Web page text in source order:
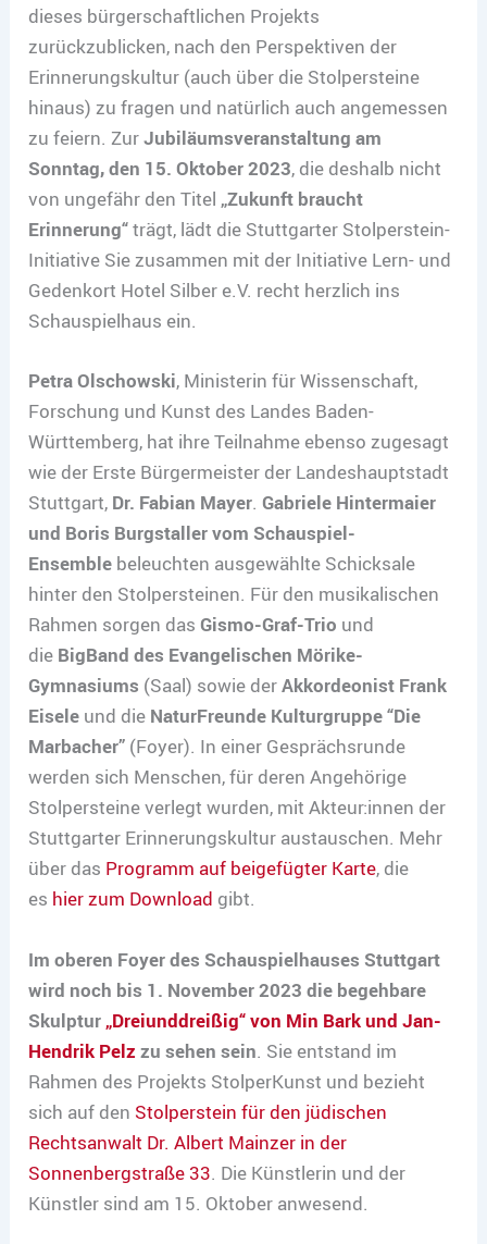
dieses bürgerschaftlichen Projekts
zurückzublicken, nach den Perspektiven der
Erinnerungskultur (auch über die Stolpersteine
hinaus) zu fragen und natürlich auch angemessen
zu feiern. ZurJubiläumsveranstaltung am
Sonntag, den 15. Oktober 2023, die deshalb nicht
von ungefähr den Titel „Zukunft braucht
Erinnerung“trägt, lädt die Stuttgarter Stolperstein-
Initiative Sie zusammen mit der Initiative Lern- und
Gedenkort Hotel Silber e.V. recht herzlich ins
Schauspielhaus ein.
Petra Olschowski, Ministerin für Wissenschaft,
Forschung und Kunst des Landes Baden-
Württemberg, hat ihre Teilnahme ebenso zugesagt
wie der Erste Bürgermeister der Landeshauptstadt
Stuttgart, Dr. Fabian Mayer. Gabriele Hintermaier
und Boris Burgstaller vom Schauspiel-
Ensemble beleuchten ausgewählte Schicksale
hinter den Stolpersteinen. Für den musikalischen
Rahmen sorgen das Gismo-Graf-Trio und
die BigBand des Evangelischen Mörike-
Gymnasiums (Saal) sowie derAkkordeonist Frank
Eisele und die NaturFreunde Kulturgruppe “Die
Marbacher” (Foyer). In einer Gesprächsrunde
werden sich Menschen, für deren Angehörige
Stolpersteine verlegt wurden, mit Akteur:innen der
Stuttgarter Erinnerungskultur austauschen. Mehr
über das Programm auf beigefügter Karte, die
es hier zum Download gibt.
Im oberen Foyer des Schauspielhauses Stuttgart
wird noch bis 1. November 2023 die begehbare
Skulptur„Dreiunddreißig“ von Min Bark und Jan-
Hendrik Pelz zu sehen sein. Sie entstand im
Rahmen des Projekts StolperKunst und bezieht
sich auf den Stolperstein für den jüdischen
Rechtsanwalt Dr. Albert Mainzer in der
Sonnenbergstraße 33. Die Künstlerin und der
Künstler sind am 15. Oktober anwesend.